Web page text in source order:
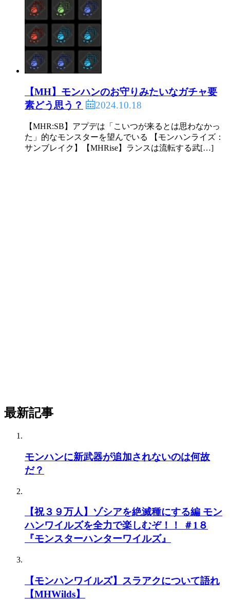
【MH】モンハンのお守りみたいなガチャ要
素どう思う？
2024.10.18
【MHR:SB】アプデは「こいつが来るとは思わなかっ
た」的なモンスターを望んでいる 【モンハンライズ：
サンブレイク】【MHRise】ランスは流転する武[…]
最新記事
モンハンに新武器が追加されないのは何故
だ？
【祝３９万人】ゾシアを絶滅種にする編 モン
ハンワイルズを全力で楽しむぞ！！ ＃1８
『モンスターハンターワイルズ』
【モンハンワイルズ】スラアクについて語れ
【MHWilds】